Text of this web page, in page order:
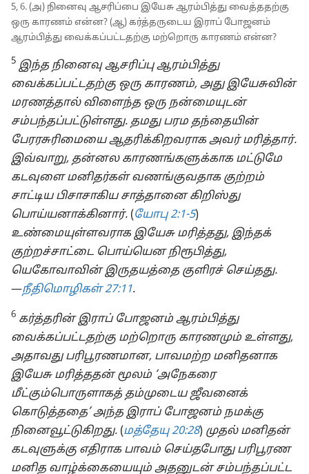
5, 6. (அ) நினைவு ஆசரிப்பை இயேசு ஆரம்பித்து வைத்ததற்கு
ஒரு காரணம் என்ன? (ஆ) கர்த்தருடைய இராப் போஜனம்
ஆரம்பித்து வைக்கப்பட்டதற்கு மற்றொரு காரணம் என்ன?
5 இந்த நினைவு ஆசரிப்பு ஆரம்பித்து
வைக்கப்பட்டதற்கு ஒரு காரணம், அது இயேசுவின்
மரணத்தால் விளைந்த ஒரு நன்மையுடன்
சம்பந்தப்பட்டுள்ளது. தமது பரம தந்தையின்
பேரரசுரிமையை ஆதரிக்கிறவராக அவர் மரித்தார்.
இவ்வாறு, தன்னல காரணங்களுக்காக மட்டுமே
கடவுளை மனிதர்கள் வணங்குவதாக குற்றம்
சாட்டிய பிசாசாகிய சாத்தானை கிறிஸ்து
பொய்யனாக்கினார். (யோபு 2:1-5)
உண்மையுள்ளவராக இயேசு மரித்தது, இந்தக்
குற்றச்சாட்டை பொய்யென நிரூபித்து,
யெகோவாவின் இருதயத்தை குளிரச் செய்தது.
—⁠நீதிமொழிகள் 27:11.
6 கர்த்தரின் இராப் போஜனம் ஆரம்பித்து
வைக்கப்பட்டதற்கு மற்றொரு காரணமும் உள்ளது,
அதாவது பரிபூரணமான, பாவமற்ற மனிதனாக
இயேசு மரித்ததன் மூலம் ‘அநேகரை
மீட்கும்பொருளாகத் தம்முடைய ஜீவனைக்
கொடுத்ததை’ அந்த இராப் போஜனம் நமக்கு
நினைவூட்டுகிறது. (மத்தேயு 20:28) முதல் மனிதன்
கடவுளுக்கு எதிராக பாவம் செய்தபோது பரிபூரண
மனித வாழ்க்கையையும் அதனுடன் சம்பந்தப்பட்ட